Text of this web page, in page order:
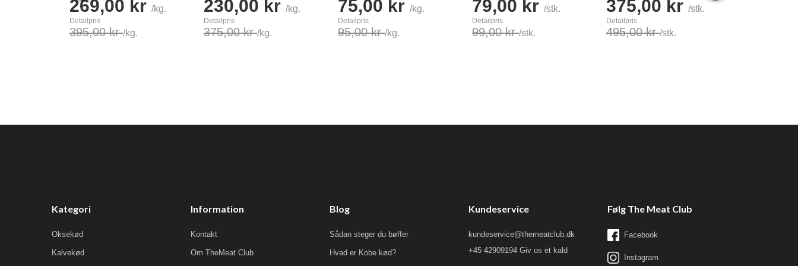
269,00 kr /kg.
Detailpris
395,00 kr/kg.
230,00 kr /kg.
Detailpris
375,00 kr/kg.
75,00 kr /kg.
Detailpris
95,00 kr/kg.
79,00 kr /stk.
Detailpris
99,00 kr/stk.
375,00 kr /stk.
Detailpris
495,00 kr/stk.
Kategori
Oksekød
Kalvekød
Information
Kontakt
Om TheMeat Club
Blog
Sådan steger du bøffer
Hvad er Kobe kød?
Kundeservice
kundeservice@themeatclub.dk
+45 42909194 Giv os et kald
Følg The Meat Club
Facebook
Instagram